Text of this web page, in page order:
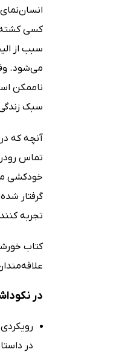
کسی کشته
سبب از
می‌شود.
ناممکن
سبک
آنچه که
تماس
خودکشی
گرفتار
تجربه
در
در